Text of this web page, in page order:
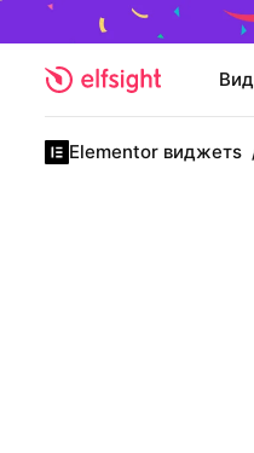
Elementor виджетs